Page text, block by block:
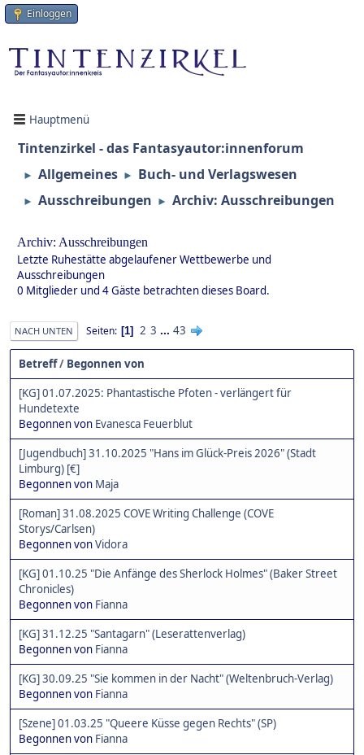
Einloggen
Hauptmenü
Tintenzirkel - das Fantasyautor:innenforum
► Allgemeines ► Buch- und Verlagswesen
► Ausschreibungen ► Archiv: Ausschreibungen
Archiv: Ausschreibungen
Letzte Ruhestätte abgelaufener Wettbewerbe und
Ausschreibungen
0 Mitglieder und 4 Gäste betrachten dieses Board.
NACH UNTEN Seiten 1 2 3 ... 43
Betreff/ Begonnen von
[KG] 01.07.2025: Phantastische Pfoten - verlängert für
Hundetexte
Begonnen von Evanesca Feuerblut
[Jugendbuch] 31.10.2025 "Hans im Glück-Preis 2026" (Stadt
Limburg) [€]
Begonnen von Maja
[Roman] 31.08.2025 COVE Writing Challenge (COVE
Storys/Carlsen)
Begonnen vonVidora
[KG] 01.10.25 "Die Anfänge des Sherlock Holmes" (Baker Street
Chronicles)
Begonnen von Fianna
[KG] 31.12.25 "Santagarn" (Leserattenverlag)
Begonnen von Fianna
[KG] 30.09.25 "Sie kommen in der Nacht" (Weltenbruch-Verlag)
Begonnen von Fianna
[Szene] 01.03.25 "Queere Küsse gegen Rechts" (SP)
Begonnen von Fianna